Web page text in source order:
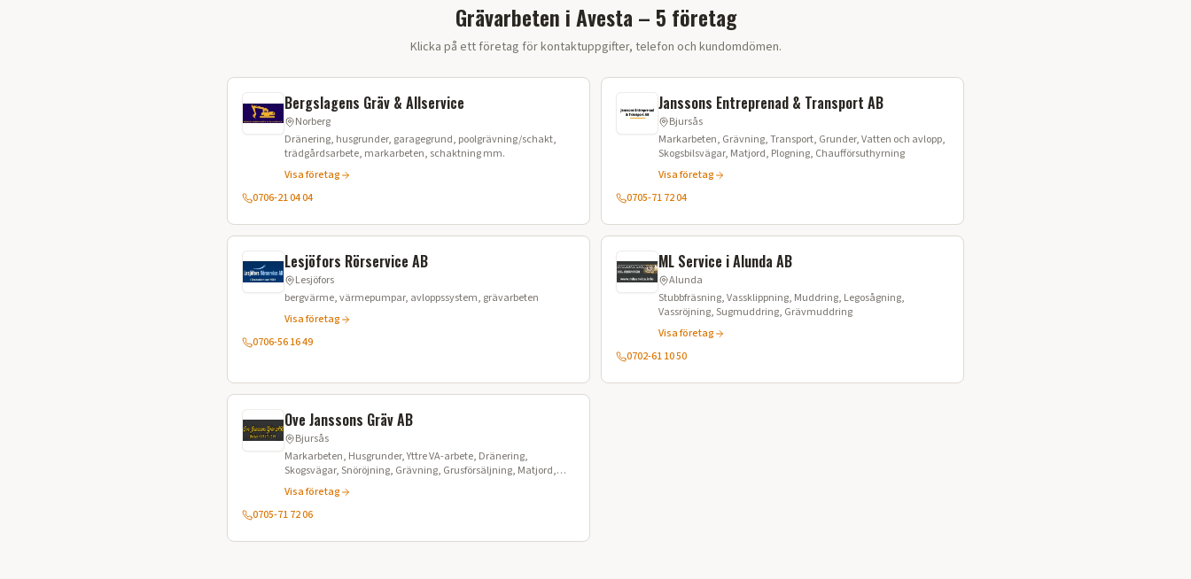
Grävarbeten i Avesta – 5 företag
Klicka på ett företag för kontaktuppgifter, telefon och kundomdömen.
Bergslagens Gräv & Allservice
Norberg
Dränering, husgrunder, garagegrund, poolgrävning/schakt,
trädgårdsarbete, markarbeten, schaktning mm.
Visa företag
0706-21 04 04
Janssons Entreprenad & Transport AB
Bjursås
Markarbeten, Grävning, Transport, Grunder, Vatten och avlopp,
Skogsbilsvägar, Matjord, Plogning, Chaufförsuthyrning
Visa företag
0705-71 72 04
Lesjöfors Rörservice AB
Lesjöfors
bergvärme, värmepumpar, avloppssystem, grävarbeten
Visa företag
0706-56 16 49
ML Service i Alunda AB
Alunda
Stubbfräsning, Vassklippning, Muddring, Legosågning,
Vassröjning, Sugmuddring, Grävmuddring
Visa företag
0702-61 10 50
Ove Janssons Gräv AB
Bjursås
Markarbeten, Husgrunder, Yttre VA-arbete, Dränering,
Skogsvägar, Snöröjning, Grävning, Grusförsäljning, Matjord,
Schaktning
Visa företag
0705-71 72 06